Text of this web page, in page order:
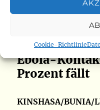
Cookie-Richtlinie
JPC
Repression
Senat
Ebola-
Prozent fällt
KINSHASA/BUNIA/